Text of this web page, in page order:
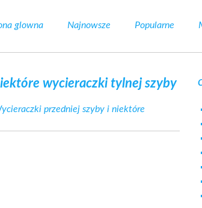
glowna Najnowsze Popularne
wycieraczki tylnej szyby
przedniej szyby i niektóre